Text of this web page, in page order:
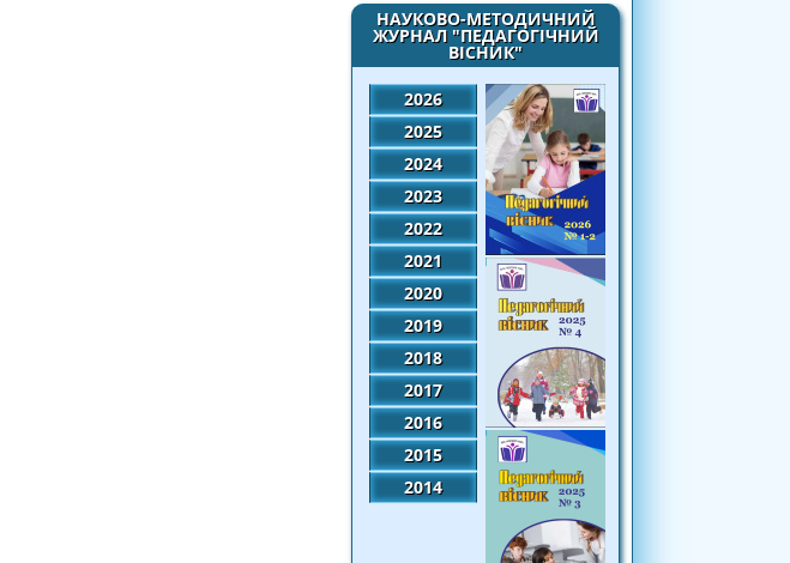
НАУКОВО-МЕТОДИЧНИЙ
ЖУРНАЛ "ПЕДАГОГІЧНИЙ
ВІСНИК"
2026
2025
2024
2023
2022
2021
2020
2019
2018
2017
2016
2015
2014